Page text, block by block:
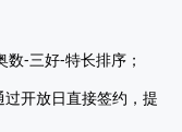
-三好-特长排序；​
开放日直接签约，提